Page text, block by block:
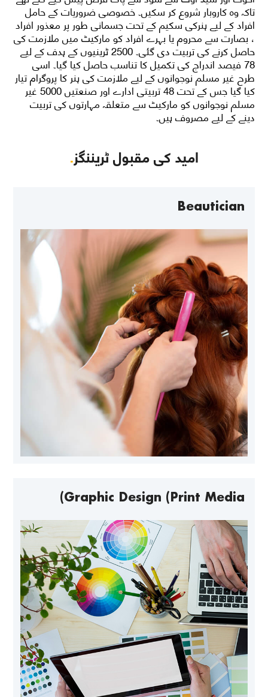
تاکہ وہ کاروبار شروع کر سکیں۔ خصوصی ضروریات کے حامل
افراد کے لیے ہنرکی سکیم کے تحت جسمانی طور پر معذور افراد
، بصارت سے محروم یا بہرے افراد کو مارکیٹ میں ملازمت کی
حاصل کرنے کی تربیت دی گئی۔ 2500 ٹرینیوں کے ہدف کے لیے
78 فیصد اندراج کی تکمیل کا تناسب حاصل کیا گیا۔ اسی
طرح غیر مسلم نوجوانوں کے لیے ملازمت کی ہنر کا پروگرام تیار
کیا گیا جس کے تحت 48 تربیتی ادارے اور صنعتیں 5000 غیر
مسلم نوجوانوں کو مارکیٹ سے متعلقہ مہارتوں کی تربیت
دینے کے لیے مصروف ہیں۔
امید کی مقبول ٹریننگز.
Beautician
Graphic Design (Print Media)